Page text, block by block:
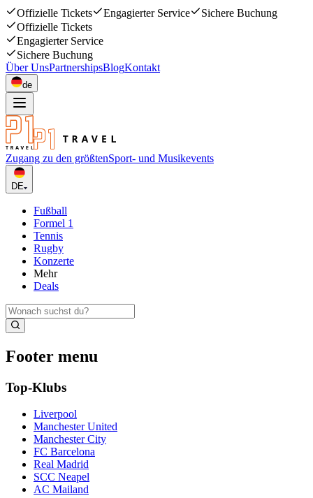
Offizielle Tickets Engagierter Service
Sichere Buchung
Offizielle Tickets
Engagierter Service
Sichere Buchung
Über UnsPartnershipsBlogKontakt
de
Zugang zu den größtenSport- und Musikevents
DE
Fußball
Formel 1
Tennis
Rugby
Konzerte
Mehr
Deals
Footer menu
Top-Klubs
Liverpool
Manchester United
Manchester City
FC Barcelona
Real Madrid
SCC Neapel
AC Mailand